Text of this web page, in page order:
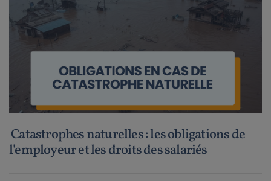
Catastrophes naturelles : les obligations de
l'employeur et les droits des salariés